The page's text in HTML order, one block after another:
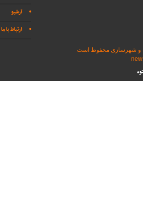
آرشیو
ارتباط با ما
و شهرسازی محفوظ است